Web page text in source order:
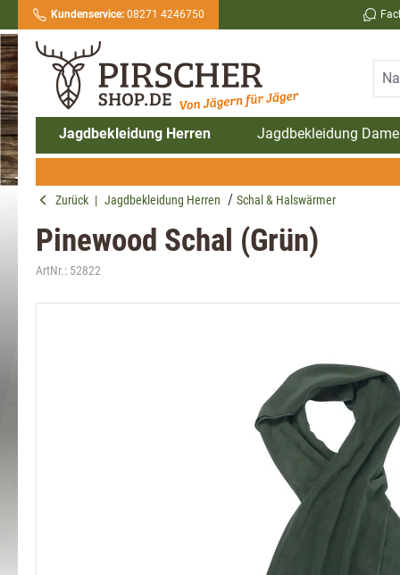
Zur Hauptnavigation springen
Kundenservice:08271 4246750
Jagdbekleidung Herren Jagdbekleidung
Zurück | Jagdbekleidung Herren Schal & Halswärmer
Pinewood Schal (Grün)
ArtNr.: 52822